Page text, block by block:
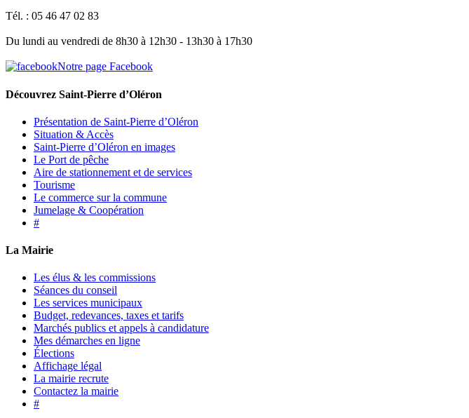
Tél. : 05 46 47 02 83
Du lundi au vendredi de 8h30 à 12h30 - 13h30 à 17h30
Notre page Facebook
Découvrez Saint-Pierre d’Oléron
Présentation de Saint-Pierre d’Oléron
Situation & Accès
Saint-Pierre d’Oléron en images
Le Port de pêche
Aire de stationnement et de services
Tourisme
Le commerce sur la commune
Jumelage & Coopération
#
La Mairie
Les élus & les commissions
Séances du conseil
Les services municipaux
Budget, redevances, taxes et tarifs
Marchés publics et appels à candidature
Mes démarches en ligne
Élections
Affichage légal
La mairie recrute
Contactez la mairie
#